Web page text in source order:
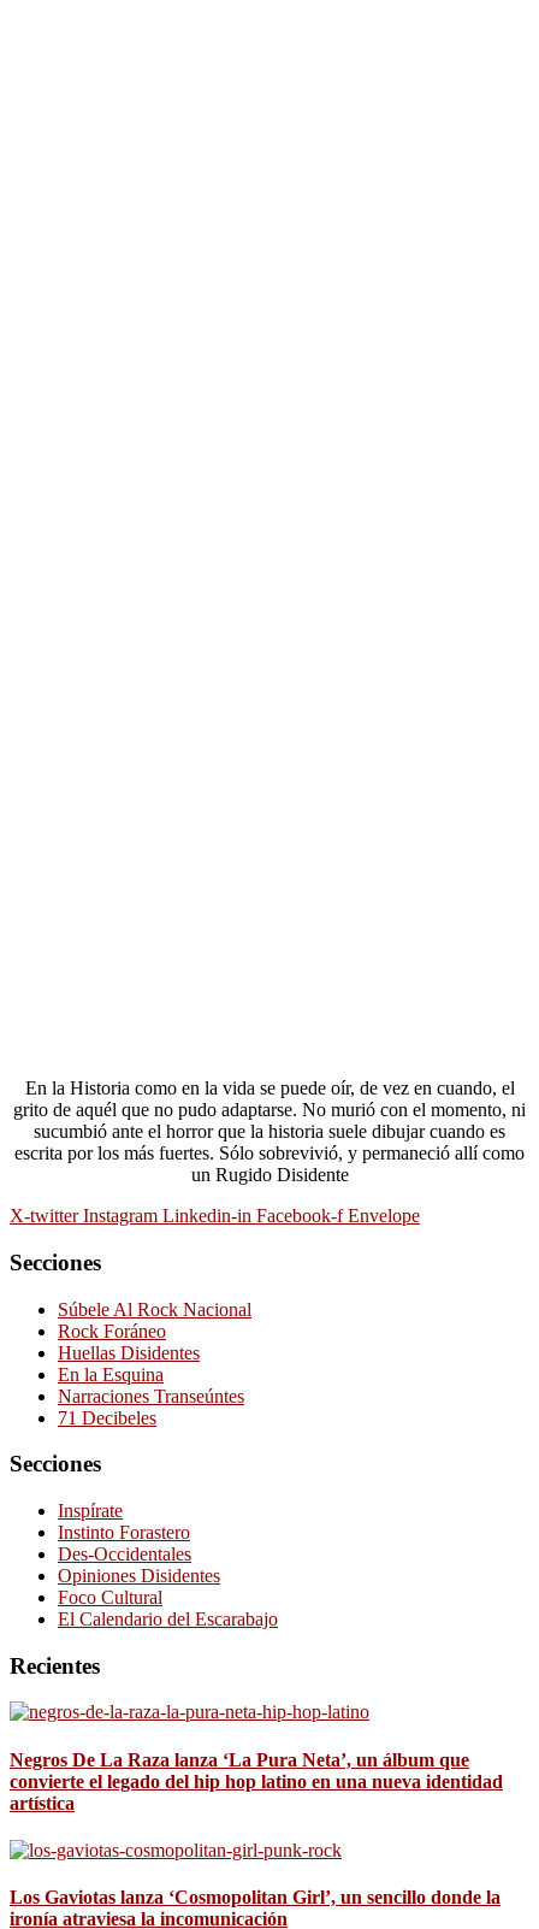
En la Historia como en la vida se puede oír, de vez en cuando, el
grito de aquél que no pudo adaptarse. No murió con el momento, ni
sucumbió ante el horror que la historia suele dibujar cuando es
escrita por los más fuertes. Sólo sobrevivió, y permaneció allí como
un Rugido Disidente
X-twitter Instagram Linkedin-in Facebook-f Envelope
Secciones
Súbele Al Rock Nacional
Rock Foráneo
Huellas Disidentes
En la Esquina
Narraciones Transeúntes
71 Decibeles
Secciones
Inspírate
Instinto Forastero
Des-Occidentales
Opiniones Disidentes
Foco Cultural
El Calendario del Escarabajo
Recientes
Negros De La Raza lanza ‘La Pura Neta’, un álbum que
convierte el legado del hip hop latino en una nueva identidad
artística
Los Gaviotas lanza ‘Cosmopolitan Girl’, un sencillo donde la
ironía atraviesa la incomunicación